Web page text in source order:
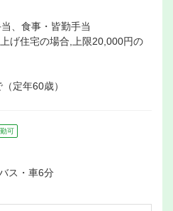
、食事・皆勤手当
げ住宅の場合,上限20,000円の
定年60歳）
可
ス・車6分